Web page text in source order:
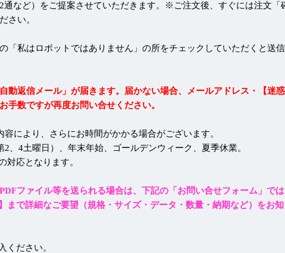
通など）をご提案させていただきます。※ご注文後、すぐには注文「
さい。
「私はロボットではありません」の所をチェックしていただくと送
動返信メール」が届きます。届かない場合、メールアドレス・【迷
手数ですが再度お問い合せください。
により、さらにお時間がかかる場合がございます。
、4土曜日）、年末年始、ゴールデンウィーク、夏季休業。
対応となります。
ファイル等を送られる場合は、下記の「お問い合せフォーム」では
】まで詳細なご要望（規格・サイズ・データ・数量・納期など）をお
ください。